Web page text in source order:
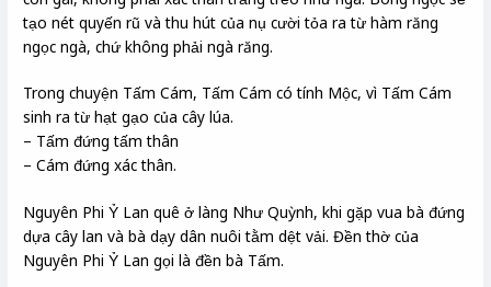
tạo nét quyến rũ và thu hút của nụ cười tỏa ra từ hàm răng
ngọc ngà, chứ không phải ngà răng.
Trong chuyện Tấm Cám, Tấm Cám có tính Mộc, vì Tấm Cám
sinh ra từ hạt gạo của cây lúa.
– Tấm đứng tấm thân
– Cám đứng xác thân.
Nguyên Phi Ỷ Lan quê ở làng Như Quỳnh, khi gặp vua bà đứng
dựa cây lan và bà dạy dân nuôi tằm dệt vải. Đền thờ của
Nguyên Phi Ỷ Lan gọi là đền bà Tấm.